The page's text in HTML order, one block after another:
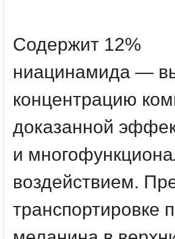
Содержит 12%
ниацинамида —
концентрацию
доказанной
и
воздействием.
транспортировке